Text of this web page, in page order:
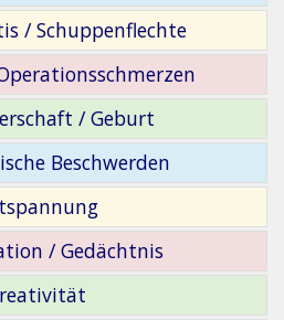
/ Schuppenflechte
/ Geburt
Beschwerden
/ Gedächtnis